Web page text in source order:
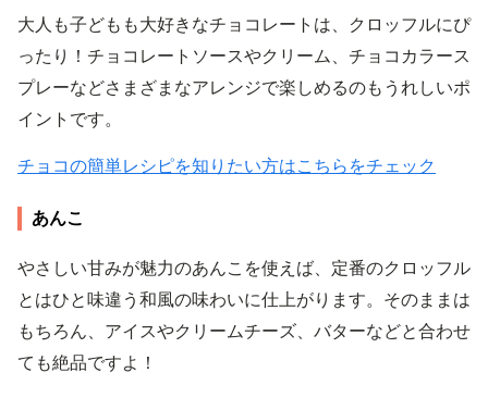
大人も子どもも大好きなチョコレートは、クロッフルにぴ
ったり！チョコレートソースやクリーム、チョコカラース
プレーなどさまざまなアレンジで楽しめるのもうれしいポ
イントです。
チョコの簡単レシピを知りたい方はこちらをチェック
あんこ
やさしい甘みが魅力のあんこを使えば、定番のクロッフル
とはひと味違う和風の味わいに仕上がります。そのままは
もちろん、アイスやクリームチーズ、バターなどと合わせ
ても絶品ですよ！